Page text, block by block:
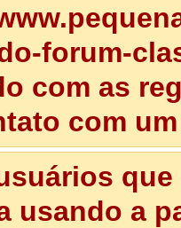
forum-
com as
com
usando a